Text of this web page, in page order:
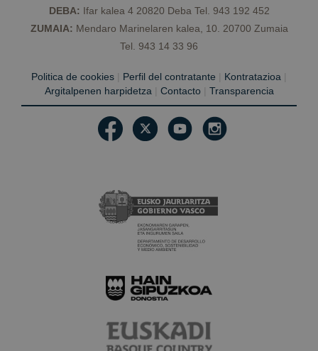
DEBA: Ifar kalea 4 20820 Deba Tel. 943 192 452
ZUMAIA: Mendaro Marinelaren kalea, 10. 20700 Zumaia
Tel. 943 14 33 96
Politica de cookies Perfil del contratante Kontratazioa
Argitalpenen harpidetza
Contacto Transparencia